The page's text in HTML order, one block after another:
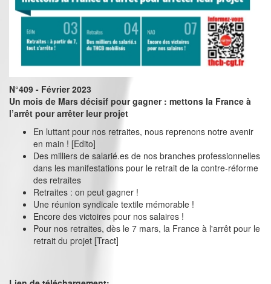
N°409 - Février 2023
Un mois de Mars décisif pour gagner : mettons la France à
l’arrêt pour arrêter leur projet
En luttant pour nos retraites, nous reprenons notre avenir
en main ! [Edito]
Des milliers de salarié.es de nos branches professionnelles
dans les manifestations pour le retrait de la contre-réforme
des retraites
Retraites : on peut gagner !
Une réunion syndicale textile mémorable !
Encore des victoires pour nos salaires !
Pour nos retraites, dès le 7 mars, la France à l'arrêt pour le
retrait du projet [Tract]